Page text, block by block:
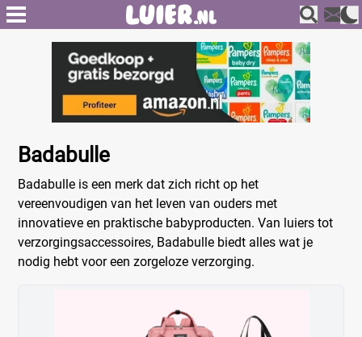
Badabulle
Badabulle is een merk dat zich richt op het
vereenvoudigen van het leven van ouders met
innovatieve en praktische babyproducten. Van luiers tot
verzorgingsaccessoires, Badabulle biedt alles wat je
nodig hebt voor een zorgeloze verzorging.